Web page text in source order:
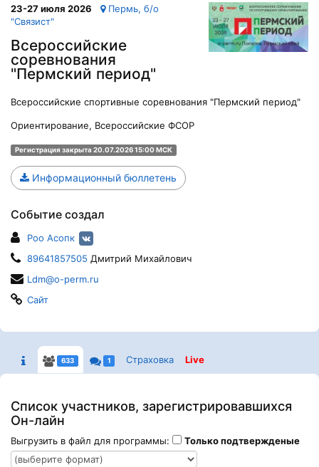
23-27 июля 2026
Пермь, б/о
"Связист"
Всероссийские
соревнования
"Пермский период"
Всероссийские спортивные соревнования "Пермский период"
Ориентирование, Всероссийские ФСОР
Регистрация закрыта 20.07.2026 15:00 МСК
Информационный бюллетень
Событие создал
Роо Асопк
89641857505 Дмитрий Михайлович
Ldm@o-perm.ru
Сайт
633 1 Страховка Live
Список участников, зарегистрировавшихся
Он-лайн
Выгрузить в файл для программы: Только подтвержденые